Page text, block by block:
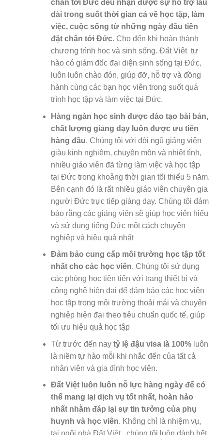
chân tới Đức đều nhận được sự hỗ trợ lâu
dài trong suốt thời gian cả về học tập, làm
việc, cuộc sống từ những ngày đầu tiên
đặt chân tới Đức.Cho đến khi hoàn thành
chương trình học và sinh sống. Đất Việt tự
hào có giám đốc đại diện sinh sống tại Đức,
luôn luôn chào đón, giúp đỡ, hỗ trợ và đồng
hành cùng các bạn học viên trong suốt quá
trình học tập và làm việc tại Đức.
Hàng ngàn học sinh được đào tạo bài bản,
chất lượng giảng dạy luôn được ưu tiên
hàng đầu. Chúng tôi với đội ngũ giảng viên
giàu kinh nghiệm, chuyên môn và nhiệt tình,
nhiều giáo viên đã từng làm việc và học tập
tại Đức trong khoảng thời gian tối thiểu 5 năm.
Bên cạnh đó là rất nhiều giáo viên chuyên gia
người Đức trực tiếp giảng dạy. Chúng tôi đảm
bảo rằng các giảng viên sẽ giúp học viên hiểu
và sử dụng tiếng Đức một cách chuyên
nghiệp và hiệu quả nhất
Đảm bảo cung cấp môi trường học tập tốt
nhất cho các học viên. Chúng tôi sử dụng
các phòng học tiên tiến với trang thiết bị và
công nghệ hiện đại để đảm bảo các học viên
học tập trong môi trường thoải mái và chuyên
nghiệp hiện đại theo tiêu chuẩn quốc tế, giúp
tối ưu hiệu quả học tập
Từ trước đến nay tỷ lệ đậu visa là 100%luôn
là niềm tự hào mỗi khi nhắc đến của tất cả
nhân viên và gia đình học viên.
Đất Việt luôn luôn nỗ lực hàng ngày để có
thể mang lại dịch vụ tốt nhất, hoàn hảo
nhất nhằm đáp lại sự tin tưởng của phụ
huynh và học viên. Không chỉ là nhiệm vụ,